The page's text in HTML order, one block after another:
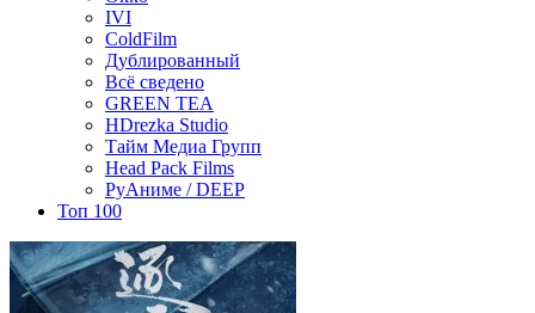
IVI
ColdFilm
Дублированный
Всё сведено
GREEN TEA
HDrezka Studio
Тайм Медиа Групп
Head Pack Films
РуАниме / DEEP
Топ 100